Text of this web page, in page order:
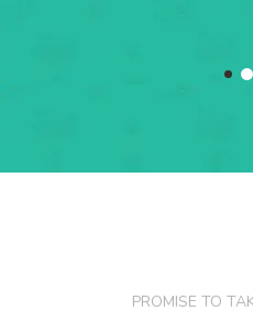
PROMISE TO